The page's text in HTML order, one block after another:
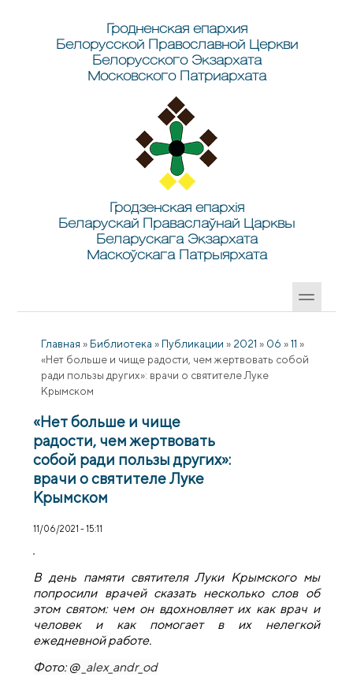
Гродненская епархия
Белорусской Православной Церкви
Белорусского Экзархата
Московского Патриархата
Гродзенская епархія
Беларускай Праваслаўнай Царквы
Беларускага Экзархата
Маскоўскага Патрыярхата
Главная » Библиотека » Публикации » 2021 » 06 » 11 »
«Нет больше и чище радости, чем жертвовать собой
ради пользы других»: врачи о святителе Луке
Крымском
«Нет больше и чище
радости, чем жертвовать
собой ради пользы других»:
врачи о святителе Луке
Крымском
11/06/2021 - 15:11
В день памяти святителя Луки Крымского мы
попросили врачей сказать несколько слов об
этом святом: чем он вдохновляет их как врач и
человек и как помогает в их нелегкой
ежедневной работе.
Фото: @_alex_andr_od